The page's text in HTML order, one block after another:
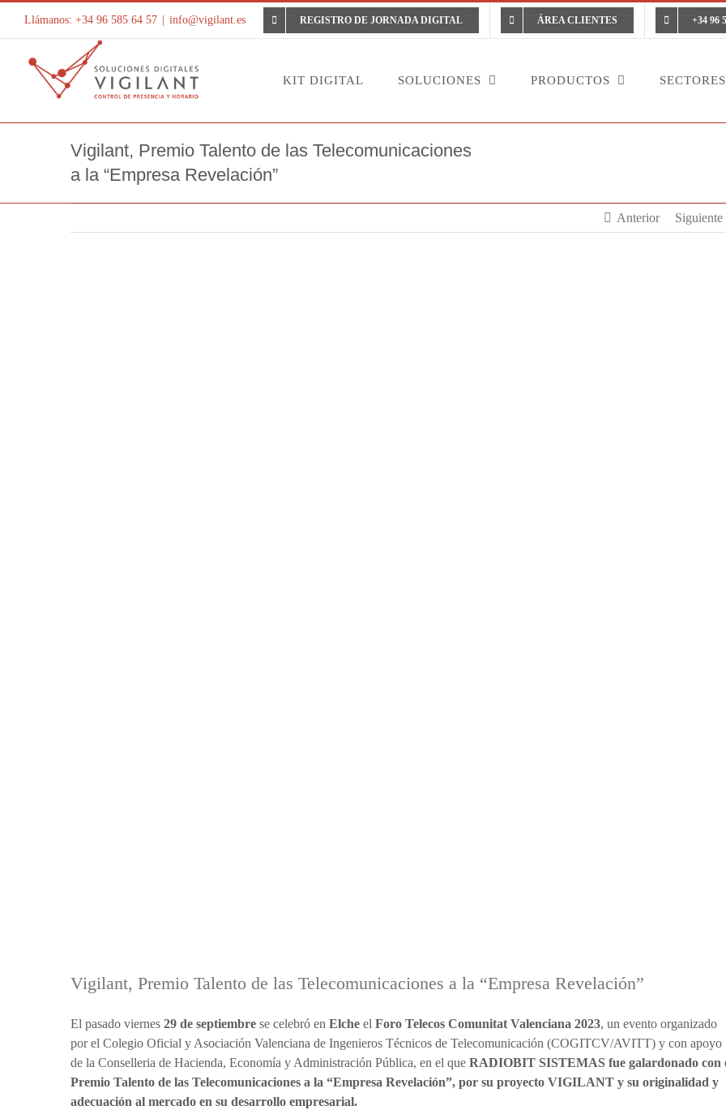
Llámanos: +34 96 585 64 57 info@vigilant.es REGISTRO DE JORNADA DIGITAL ÁREA CLIENTES +34 96
KIT DIGITAL SOLUCIONES PRODUCTOS SECTORES
Vigilant, Premio Talento de las Telecomunicaciones
a la “Empresa Revelación”
Anterior Siguiente
Vigilant, Premio Talento de las Telecomunicaciones a la “Empresa Revelación”
El pasado viernes 29 de septiembrese celebró en Elche el Foro Telecos Comunitat Valenciana 2023, un evento organizado
por el Colegio Oficial y Asociación Valenciana de Ingenieros Técnicos de Telecomunicación (COGITCV/AVITT) y con apoyo
de la Conselleria de Hacienda, Economía y Administración Pública, en el que RADIOBIT SISTEMAS fue galardonado con
Premio Talento de las Telecomunicaciones a la “Empresa Revelación”, por su proyecto VIGILANT y su originalidad y
adecuación al mercado en su desarrollo empresarial.